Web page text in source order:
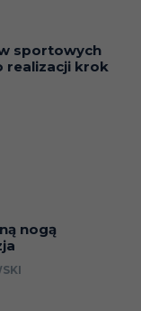
sportowych
realizacji krok
nogą